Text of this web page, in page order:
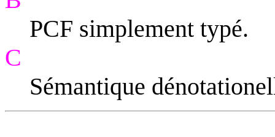
PCF simplement typé.
C
Sémantique